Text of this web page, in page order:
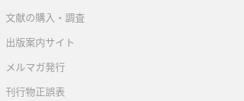
文献の購入・調査
出版案内サイト
メルマガ発行
刊行物正誤表